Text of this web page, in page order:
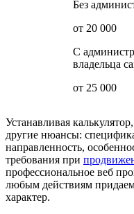
Без
от 20 000
С
владельца
от 25 000
Устанавливая
другие нюансы:
направленность,
требования при
профессиональное веб
любым действиям
характер.